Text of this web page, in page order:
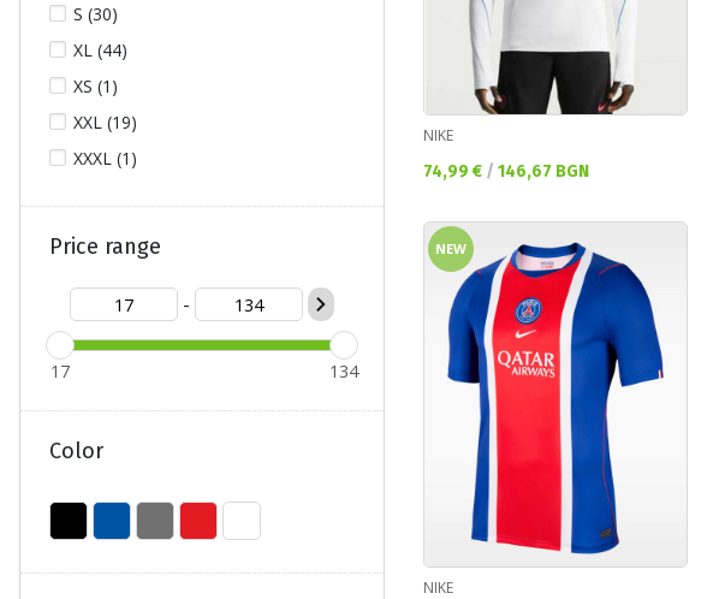
S (30)
XL (44)
XS (1)
XXL (19)
XXXL (1)
Price range
-
17 134
Color
NIKE
Текуща цена:
74,99 € / 146,67 BGN
NEW
NIKE